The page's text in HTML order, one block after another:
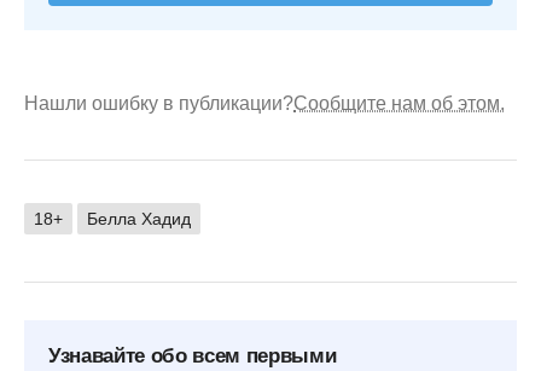
Нашли ошибку в публикации?Сообщите нам об этом.
18+ Белла Хадид
Узнавайте обо всем первыми